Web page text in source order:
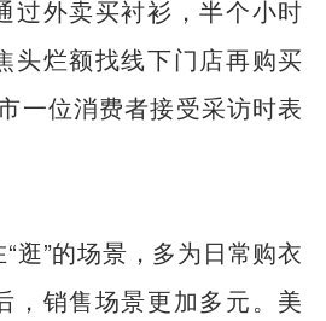
过外卖买衬衫，半个小时
头烂额找线下门店再购买
一位消费者接受采访时表
逛”的场景，多为日常购衣
，销售场景更加多元。美